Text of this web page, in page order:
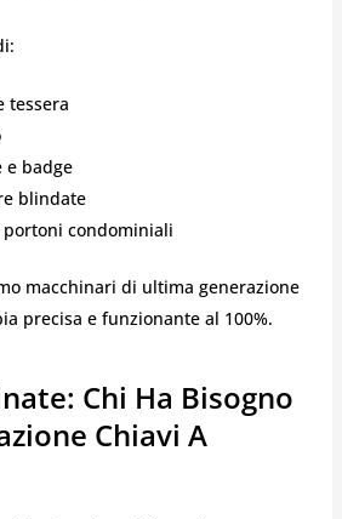
tessera
e badge
blindate
condominiali
macchinari di ultima generazione
precisa e funzionante al 100%.
Chi Ha Bisogno
Chiavi A